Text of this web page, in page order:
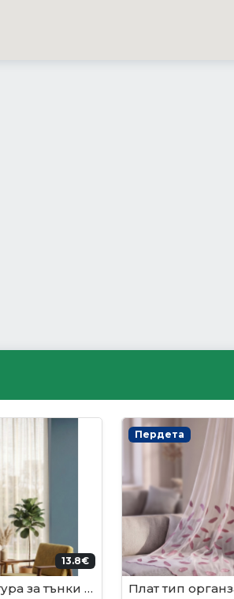
204.52€ (400лв.)
Интериорни
VP-01 Hepo